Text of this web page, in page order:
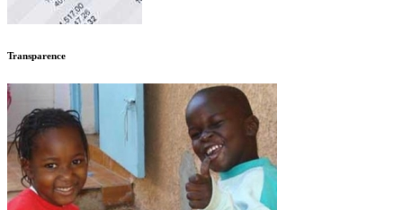
Transparence